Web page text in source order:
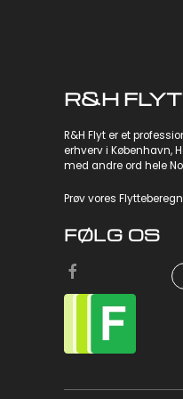
R&H
R&H Flyt er et
erhvervi København,
med andre ord hele
Prøv vores
FØLG OS